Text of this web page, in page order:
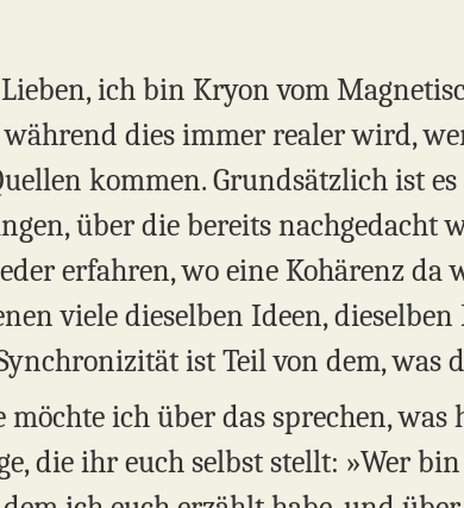
ich bin Kryon vom
während dies immer realer wird,
kommen. Grundsätzlich ist
über die bereits nachgedacht
erfahren, wo eine Kohärenz da
viele dieselben Ideen,
ist Teil von dem,
möchte ich über das sprechen,
die ihr euch selbst stellt: »Wer